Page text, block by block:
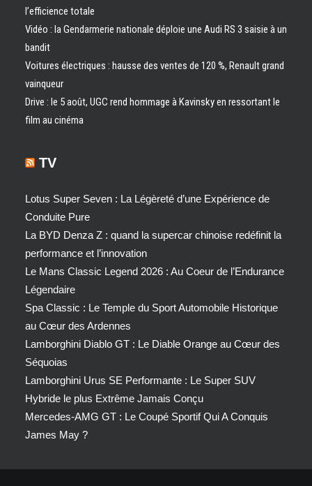
l’efficience totale
Vidéo : la Gendarmerie nationale déploie une Audi RS 3 saisie à un
bandit
Voitures électriques : hausse des ventes de 120 %, Renault grand
vainqueur
Drive : le 5 août, UGC rend hommage à Kavinsky en ressortant le
film au cinéma
TV
Lotus Super Seven : La Légèreté d’une Expérience de
Conduite Pure
La BYD Denza Z : quand la supercar chinoise redéfinit la
performance et l’innovation
Le Mans Classic Legend 2026 : Au Coeur de l’Endurance
Légendaire
Spa Classic : Le Temple du Sport Automobile Historique
au Cœur des Ardennes
Lamborghini Diablo GT : Le Diable Orange au Cœur des
Séquoias
Lamborghini Urus SE Performante : Le Super SUV
Hybride le plus Extrême Jamais Conçu
Mercedes-AMG GT : Le Coupé Sportif Qui A Conquis
James May ?